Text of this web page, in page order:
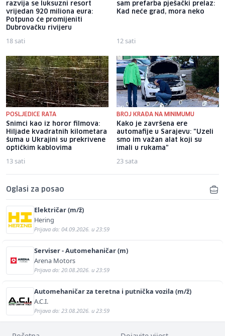
razvija se luksuzni resort
vrijedan 920 miliona eura:
Potpuno će promijeniti
Dubrovačku rivijeru
18 sati
sam prefarba pješački prelaz:
Kad neće grad, mora neko
12 sati
POSLJEDICE RATA
Snimci kao iz horor filmova:
Hiljade kvadratnih kilometara
šuma u Ukrajini su prekrivene
optičkim kablovima
13 sati
BROJ KRAĐA NA MINIMUMU
Kako je završena ere
automafije u Sarajevu: "Uzeli
smo im važan alat koji su
imali u rukama"
23 sata
Oglasi za posao
Električar (m/ž)
Hering
Prijava do: 04.09.2026. u 23:59
Serviser - Automehaničar (m)
Arena Motors
Prijava do: 20.08.2026. u 23:59
Automehaničar za teretna i putnička vozila (m/ž)
A.C.I.
Prijava do: 23.08.2026. u 23:59